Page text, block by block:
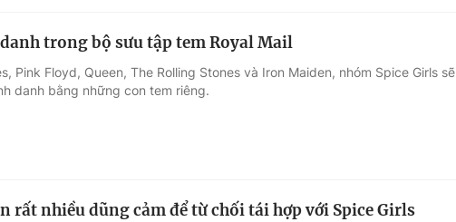
Du lịch
Tuyển sinh
trong bộ sưu tập tem Royal Mail
Pink Floyd, Queen, The Rolling Stones và Iron Maiden, nhóm Spice Girls sẽ
danh bằng những con tem riêng.
rất nhiều dũng cảm để từ chối tái hợp với Spice Girls